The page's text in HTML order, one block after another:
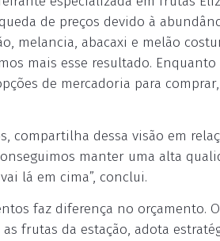
de preços devido à
melancia, abacaxi e melão
mais esse resultado.
de mercadoria para
compartilha dessa visão em
manter uma alta
lá em cima”, conclui.
faz diferença no orçamento.
frutas da estação, adota